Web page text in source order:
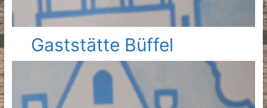
Gaststätte Büffel